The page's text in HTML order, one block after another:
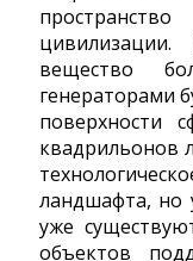
вещество
генераторами
поверхности
квадрильонов
ландшафта, но
уже
объектов